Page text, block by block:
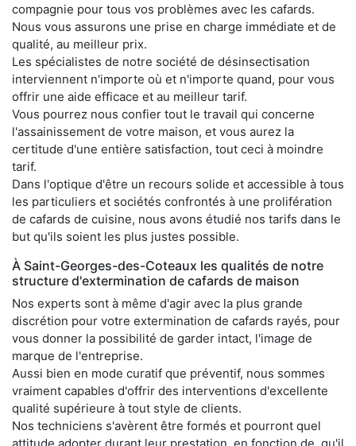
compagnie pour tous vos problèmes avec les cafards.
Nous vous assurons une prise en charge immédiate et de
qualité, au meilleur prix.
Les spécialistes de notre société de désinsectisation
interviennent n'importe où et n'importe quand, pour vous
offrir une aide efficace et au meilleur tarif.
Vous pourrez nous confier tout le travail qui concerne
l'assainissement de votre maison, et vous aurez la
certitude d'une entière satisfaction, tout ceci à moindre
tarif.
Dans l'optique d'être un recours solide et accessible à tous
les particuliers et sociétés confrontés à une prolifération
de cafards de cuisine, nous avons étudié nos tarifs dans le
but qu'ils soient les plus justes possible.
À Saint-Georges-des-Coteaux les qualités de notre
structure d'extermination de cafards de maison
Nos experts sont à même d'agir avec la plus grande
discrétion pour votre extermination de cafards rayés, pour
vous donner la possibilité de garder intact, l'image de
marque de l'entreprise.
Aussi bien en mode curatif que préventif, nous sommes
vraiment capables d'offrir des interventions d'excellente
qualité supérieure à tout style de clients.
Nos techniciens s'avèrent être formés et pourront quel
attitude adopter durant leur prestation, en fonction de, qu'il